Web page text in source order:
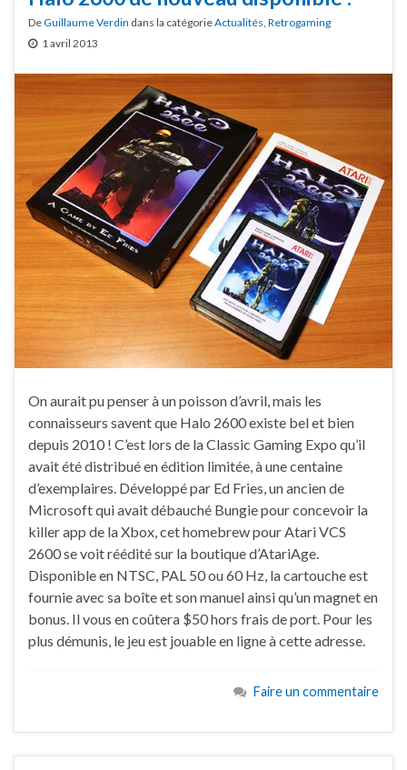
DeGuillaume Verdin dans la catégorieActualités, Retrogaming
1 avril 2013
On aurait pu penser à un poisson d’avril, mais les
connaisseurs savent que Halo 2600 existe bel et bien
depuis 2010 ! C’est lors de la Classic Gaming Expo qu’il
avait été distribué en édition limitée, à une centaine
d’exemplaires. Développé par Ed Fries, un ancien de
Microsoft qui avait débauché Bungie pour concevoir la
killer app de la Xbox, cet homebrew pour Atari VCS
2600 se voit réédité sur la boutique d’AtariAge.
Disponible en NTSC, PAL 50 ou 60 Hz, la cartouche est
fournie avec sa boîte et son manuel ainsi qu’un magnet en
bonus. Il vous en coûtera $50 hors frais de port. Pour les
plus démunis, le jeu est jouable en ligne à cette adresse.
Faire un commentaire